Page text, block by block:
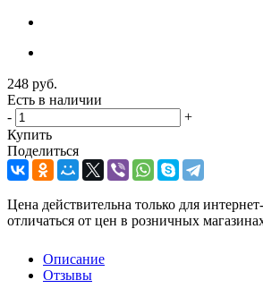
248 руб.
Есть в наличии
-
+
Купить
Поделиться
Цена действительна только для
отличаться от цен в розничных
Описание
Отзывы